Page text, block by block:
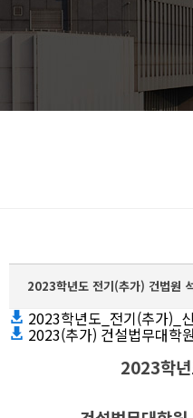
2023학년도 전기(추가) 건법원
2023학년도_전기(추가)_
2023(추가) 건설법무대학
2023학